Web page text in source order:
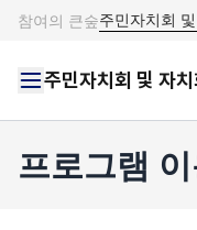
참여의 큰숲주민자치회
주민자치회 및 자
프로그램